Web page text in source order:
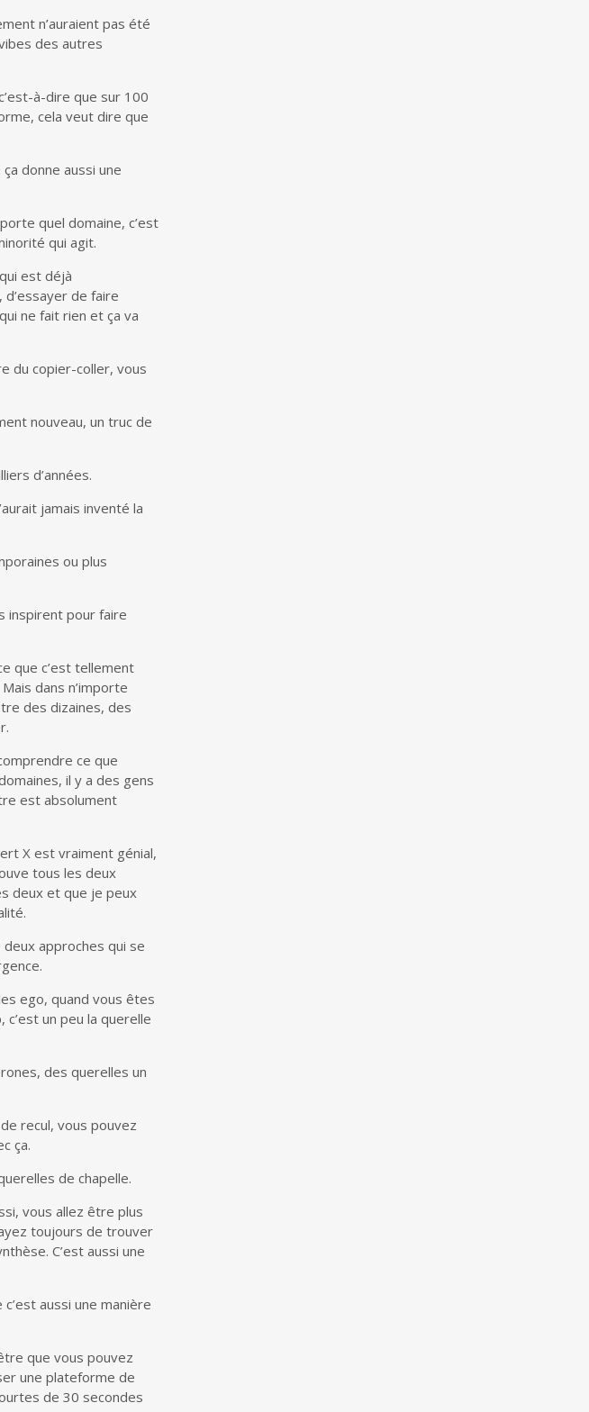
n’auraient pas été
des autres
à-dire que sur 100
cela veut dire que
donne aussi une
quel domaine, c’est
qui agit.
est déjà
de faire
ne fait rien et ça va
du copier-coller, vous
nouveau, un truc de
d’années.
jamais inventé la
ou plus
inspirent pour faire
que c’est tellement
dans n’importe
des dizaines, des
ce que
il y a des gens
est absolument
X est vraiment génial,
tous les deux
deux et que je peux
deux approches qui se
ego, quand vous êtes
un peu la querelle
des querelles un
recul, vous pouvez
ça.
de chapelle.
vous allez être plus
toujours de trouver
C’est aussi une
aussi une manière
que vous pouvez
une plateforme de
de 30 secondes